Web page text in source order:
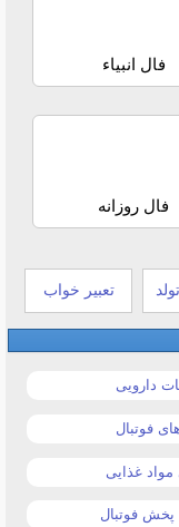
فال انبیاء
فال روزانه
تعبیر خواب
دارویی
فوتبال
مواد غذایی
پخش فوتبال